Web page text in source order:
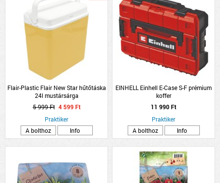
Flair-Plastic Flair New Star hűtőtáska
24l mustársárga
5 999 Ft 4 599 Ft
Praktiker
A bolthoz
Info
EINHELL Einhell E-Case S-F prémium
koffer
11 990 Ft
Praktiker
A bolthoz
Info